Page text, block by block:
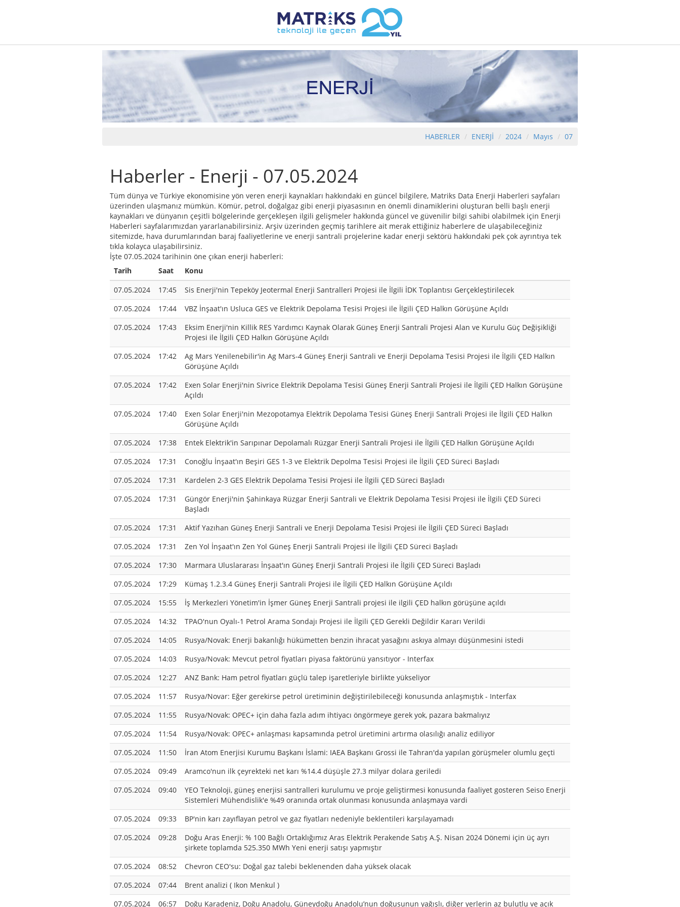
HABERLER ENERJİ 2024 Mayıs 07
Haberler - Enerji - 07.05.2024
Tüm dünya ve Türkiye ekonomisine yön veren enerji kaynakları hakkındaki en güncel bilgilere, Matriks Data Enerji Haberleri sayfaları
üzerinden ulaşmanız mümkün. Kömür, petrol, doğalgaz gibi enerji piyasasının en önemli dinamiklerini oluşturan belli başlı enerji
kaynakları ve dünyanın çeşitli bölgelerinde gerçekleşen ilgili gelişmeler hakkında güncel ve güvenilir bilgi sahibi olabilmek için Enerji
Haberleri sayfalarımızdan yararlanabilirsiniz. Arşiv üzerinden geçmiş tarihlere ait merak ettiğiniz haberlere de ulaşabileceğiniz
sitemizde, hava durumlarından baraj faaliyetlerine ve enerji santrali projelerine kadar enerji sektörü hakkındaki pek çok ayrıntıya tek
tıkla kolayca ulaşabilirsiniz.
İşte 07.05.2024 tarihinin öne çıkan enerji haberleri:
Tarih
Saat
Konu
07.05.2024
17:45
Sis Enerji'nin Tepeköy Jeotermal Enerji Santralleri Projesi ile İlgili İDK Toplantısı Gerçekleştirilecek
07.05.2024
17:44
VBZ İnşaat'ın Usluca GES ve Elektrik Depolama Tesisi Projesi ile İlgili ÇED Halkın Görüşüne Açıldı
07.05.2024
17:43
Eksim Enerji'nin Killik RES Yardımcı Kaynak Olarak Güneş Enerji Santrali Projesi Alan ve Kurulu Güç Değişikliği
Projesi ile İlgili ÇED Halkın Görüşüne Açıldı
07.05.2024
17:42
Ag Mars Yenilenebilir'in Ag Mars-4 Güneş Enerji Santrali ve Enerji Depolama Tesisi Projesi ile İlgili ÇED Halkın
Görüşüne Açıldı
07.05.2024
17:42
Exen Solar Enerji'nin Sivrice Elektrik Depolama Tesisi Güneş Enerji Santrali Projesi ile İlgili ÇED Halkın Görüşüne
Açıldı
07.05.2024
17:40
Exen Solar Enerji'nin Mezopotamya Elektrik Depolama Tesisi Güneş Enerji Santrali Projesi ile İlgili ÇED Halkın
Görüşüne Açıldı
07.05.2024
17:38
Entek Elektrik'in Sarıpınar Depolamalı Rüzgar Enerji Santrali Projesi ile İlgili ÇED Halkın Görüşüne Açıldı
07.05.2024
17:31
Conoğlu İnşaat'ın Beşiri GES 1-3 ve Elektrik Depolma Tesisi Projesi ile İlgili ÇED Süreci Başladı
07.05.2024
17:31
Kardelen 2-3 GES Elektrik Depolama Tesisi Projesi ile İlgili ÇED Süreci Başladı
07.05.2024
17:31
Güngör Enerji'nin Şahinkaya Rüzgar Enerji Santrali ve Elektrik Depolama Tesisi Projesi ile İlgili ÇED Süreci
Başladı
07.05.2024
17:31
Aktif Yazıhan Güneş Enerji Santrali ve Enerji Depolama Tesisi Projesi ile İlgili ÇED Süreci Başladı
07.05.2024
17:31
Zen Yol İnşaat'ın Zen Yol Güneş Enerji Santrali Projesi ile İlgili ÇED Süreci Başladı
07.05.2024
17:30
Marmara Uluslararası İnşaat'ın Güneş Enerji Santrali Projesi ile İlgili ÇED Süreci Başladı
07.05.2024
17:29
Kümaş 1.2.3.4 Güneş Enerji Santrali Projesi ile İlgili ÇED Halkın Görüşüne Açıldı
07.05.2024
15:55
İş Merkezleri Yönetim'in İşmer Güneş Enerji Santrali projesi ile ilgili ÇED halkın görüşüne açıldı
07.05.2024
14:32
TPAO'nun Oyalı-1 Petrol Arama Sondajı Projesi ile İlgili ÇED Gerekli Değildir Kararı Verildi
07.05.2024
14:05
Rusya/Novak: Enerji bakanlığı hükümetten benzin ihracat yasağını askıya almayı düşünmesini istedi
07.05.2024
14:03
Rusya/Novak: Mevcut petrol fiyatları piyasa faktörünü yansıtıyor - Interfax
07.05.2024
12:27
ANZ Bank: Ham petrol fiyatları güçlü talep işaretleriyle birlikte yükseliyor
07.05.2024
11:57
Rusya/Novar: Eğer gerekirse petrol üretiminin değiştirilebileceği konusunda anlaşmıştık - Interfax
07.05.2024
11:55
Rusya/Novak: OPEC+ için daha fazla adım ihtiyacı öngörmeye gerek yok, pazara bakmalıyız
07.05.2024
11:54
Rusya/Novak: OPEC+ anlaşması kapsamında petrol üretimini artırma olasılığı analiz ediliyor
07.05.2024
11:50
İran Atom Enerjisi Kurumu Başkanı İslami: IAEA Başkanı Grossi ile Tahran'da yapılan görüşmeler olumlu geçti
07.05.2024
09:49
Aramco'nun ilk çeyrekteki net karı %14.4 düşüşle 27.3 milyar dolara geriledi
07.05.2024
09:40
YEO Teknoloji, güneş enerjisi santralleri kurulumu ve proje geliştirmesi konusunda faaliyet gosteren Seiso Enerji
Sistemleri Mühendislik'e %49 oranında ortak olunması konusunda anlaşmaya vardi
07.05.2024
09:33
BP'nin karı zayıflayan petrol ve gaz fiyatları nedeniyle beklentileri karşılayamadı
07.05.2024
09:28
Doğu Aras Enerji: % 100 Bağlı Ortaklığımız Aras Elektrik Perakende Satış A.Ş. Nisan 2024 Dönemi için üç ayrı
şirkete toplamda 525.350 MWh Yeni enerji satışı yapmıştır
07.05.2024
08:52
Chevron CEO'su: Doğal gaz talebi beklenenden daha yüksek olacak
07.05.2024
07:44
Brent analizi ( Ikon Menkul )
07.05.2024
06:57 Doğu Karadeniz, Doğu Anadolu, Güneydoğu Anadolu’nun doğusunun yağışlı, diğer yerlerin az bulutlu ve açık